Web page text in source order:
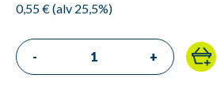
0,55 € (alv 25,5%)
- +